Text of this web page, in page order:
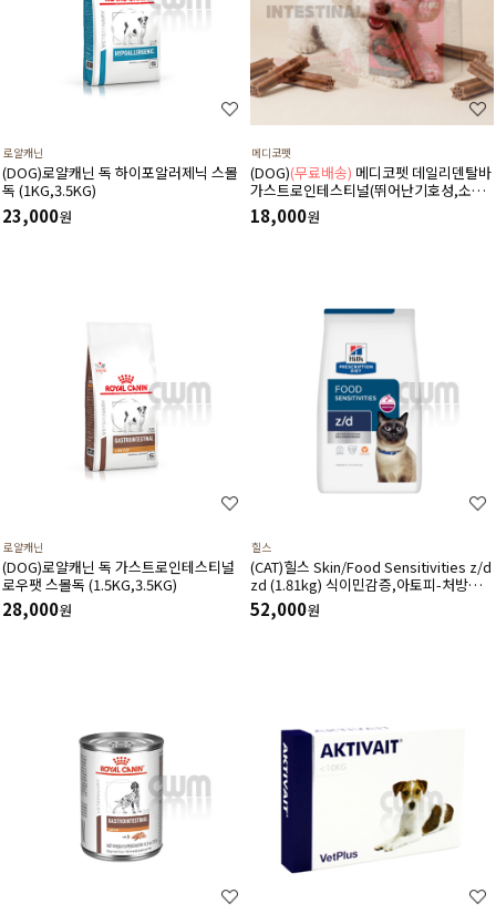
로얄캐닌
(DOG)로얄캐닌 독 하이포알러제닉 스몰
독 (1KG,3.5KG)
23,000원
메디코펫
(DOG)(무료배송) 메디코펫 데일리덴탈바
가스트로인테스티널(뛰어난기호성,소화
기,췌장염,설사,구토,만성질환도움)
224g(14P)
18,000원
로얄캐닌
(DOG)로얄캐닌 독 가스트로인테스티널
로우팻 스몰독 (1.5KG,3.5KG)
28,000원
힐스
(CAT)힐스 Skin/Food Sensitivities z/d
zd (1.81kg) 식이민감증,아토피-처방식,
처방사료
52,000원